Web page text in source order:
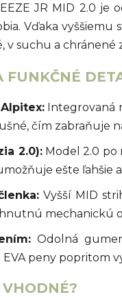
JR MID 2.0
Vďaka
suchu a chránené
FUNKČNÉ
Integrovaná
čím zabraňuje
2.0):Model 2.0 po
ešte
Vyšší MID
mechanickú
Odolná
peny popritom